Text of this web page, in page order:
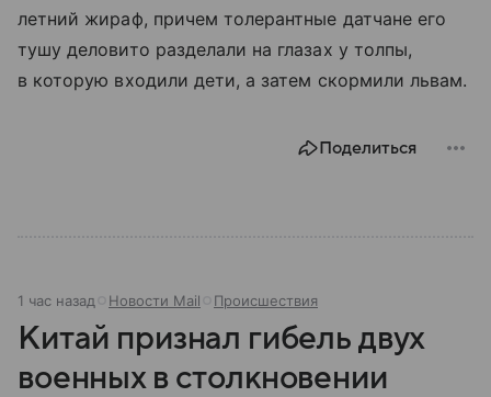
летний жираф, причем толерантные датчане его
тушу деловито разделали на глазах у толпы,
в которую входили дети, а затем скормили львам.
Поделиться
1 час назад Новости Mail Происшествия
Китай признал гибель двух
военных в столкновении